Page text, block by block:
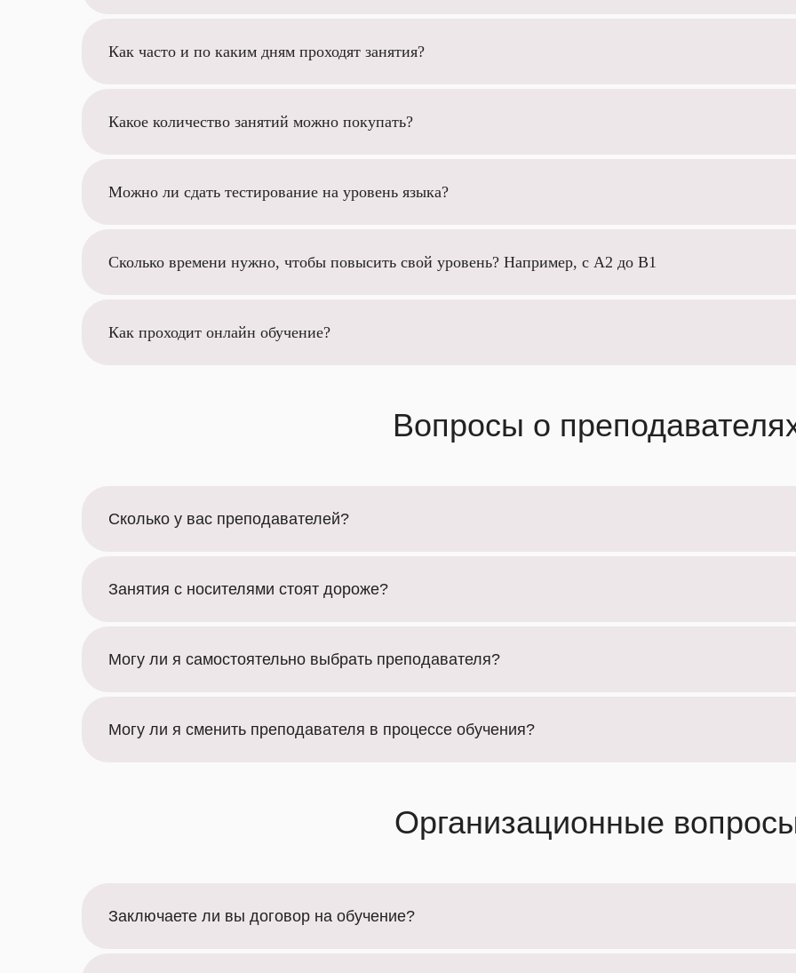
Как часто и по каким дням проходят занятия?
Какое количество занятий можно покупать?
Можно ли сдать тестирование на уровень языка?
Сколько времени нужно, чтобы повысить свой уровень? Например, с А2 до В1
Как проходит онлайн обучение?
Вопросы о
Сколько у вас преподавателей?
Занятия с носителями стоят дороже?
Могу ли я самостоятельно выбрать преподавателя?
Могу ли я сменить преподавателя в процессе обучения?
Организационные
Заключаете ли вы договор на обучение?